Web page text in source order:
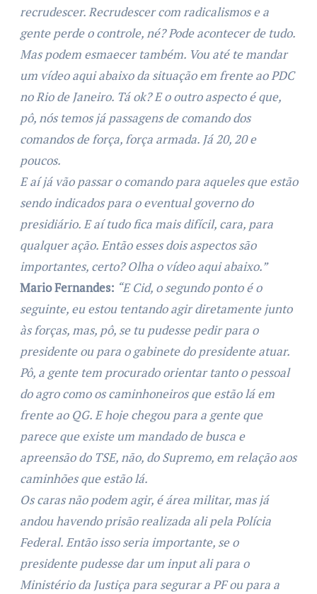
recrudescer. Recrudescer com radicalismos e a
gente perde o controle, né? Pode acontecer de tudo.
Mas podem esmaecer também. Vou até te mandar
um vídeo aqui abaixo da situação em frente ao PDC
no Rio de Janeiro. Tá ok? E o outro aspecto é que,
pô, nós temos já passagens de comando dos
comandos de força, força armada. Já 20, 20 e
poucos.
E aí já vão passar o comando para aqueles que estão
sendo indicados para o eventual governo do
presidiário. E aí tudo fica mais difícil, cara, para
qualquer ação. Então esses dois aspectos são
importantes, certo? Olha o vídeo aqui abaixo.”
Mario Fernandes: “E Cid, o segundo ponto é o
seguinte, eu estou tentando agir diretamente junto
às forças, mas, pô, se tu pudesse pedir para o
presidente ou para o gabinete do presidente atuar.
Pô, a gente tem procurado orientar tanto o pessoal
do agro como os caminhoneiros que estão lá em
frente ao QG. E hoje chegou para a gente que
parece que existe um mandado de busca e
apreensão do TSE, não, do Supremo, em relação aos
caminhões que estão lá.
Os caras não podem agir, é área militar, mas já
andou havendo prisão realizada ali pela Polícia
Federal. Então isso seria importante, se o
presidente pudesse dar um input ali para o
Ministério da Justiça para segurar a PF ou para a